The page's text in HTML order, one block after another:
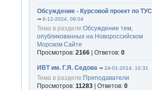
Обсуждение - Курсовой проект по ТУС
⇒6-12-2024, 09:04
Тема в разделе:Обсуждение тем,
опубликованных на Новороссийском
Морском Сайте
Просмотров:2166 | Ответов:0
ИВТ им. Г.Я. Седова ⇒24-01-2014, 10:31
Тема в разделе:Преподаватели
Просмотров:11283 | Ответов:0